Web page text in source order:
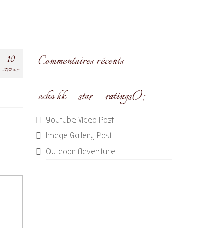
10
AVR 2015
Commentaires récents
echo kk_star_ratings();
Youtube Video Post
Image Gallery Post
Outdoor Adventure